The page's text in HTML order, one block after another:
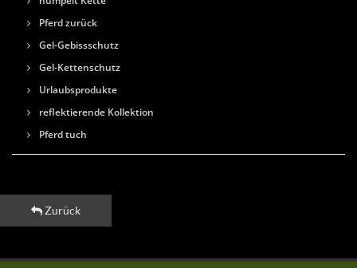
Pferd zurück
Gel-Gebissschutz
Gel-Kettenschutz
Urlaubsprodukte
reflektierende Kollektion
Pferd tuch
Zurück